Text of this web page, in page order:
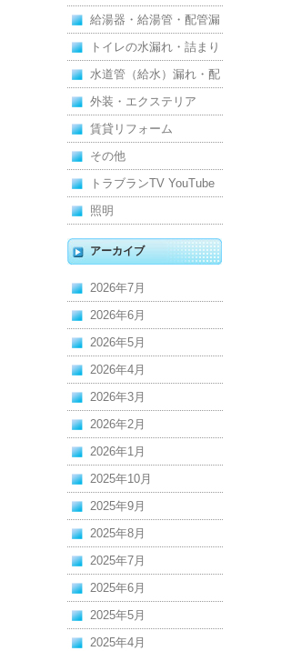
汚水）
給湯器・給湯管・配管漏
れ
トイレの水漏れ・詰まり
水道管（給水）漏れ・配
管
外装・エクステリア
賃貸リフォーム
その他
トラブランTV YouTube
照明
アーカイブ
2026年7月
2026年6月
2026年5月
2026年4月
2026年3月
2026年2月
2026年1月
2025年10月
2025年9月
2025年8月
2025年7月
2025年6月
2025年5月
2025年4月